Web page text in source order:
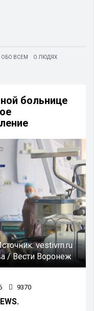
ОБО ВСЕМ
О ЛЮДЯХ
больнице
vestivrn.ru
/ Вести Воронеж
9370